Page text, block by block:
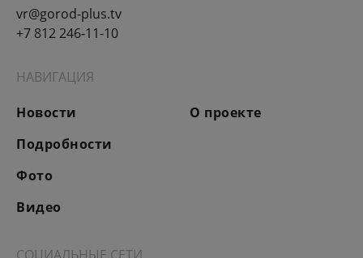
vr@gorod-plus.tv
+7 812 246-11-10
НАВИГАЦИЯ
Новости
Подробности
Фото
Видео
О проекте